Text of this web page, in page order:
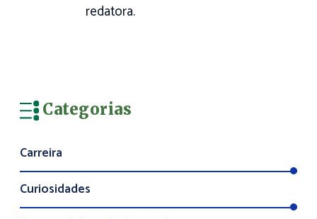
redatora.
Categorias
Carreira
Curiosidades